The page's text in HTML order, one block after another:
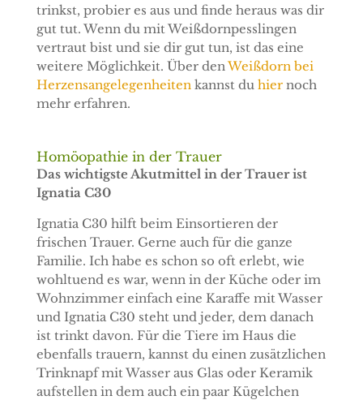
trinkst, probier es aus und finde heraus was dir
gut tut. Wenn du mit Weißdornpesslingen
vertraut bist und sie dir gut tun, ist das eine
weitere Möglichkeit. Über denWeißdorn bei
Herzensangelegenheiten kannst du hiernoch
mehr erfahren.
Homöopathie in der Trauer
Das wichtigste Akutmittel in der Trauer ist
Ignatia C30
Ignatia C30 hilft beim Einsortieren der
frischen Trauer. Gerne auch für die ganze
Familie. Ich habe es schon so oft erlebt, wie
wohltuend es war, wenn in der Küche oder im
Wohnzimmer einfach eine Karaffe mit Wasser
und Ignatia C30 steht und jeder, dem danach
ist trinkt davon. Für die Tiere im Haus die
ebenfalls trauern, kannst du einen zusätzlichen
Trinknapf mit Wasser aus Glas oder Keramik
aufstellen in dem auch ein paar Kügelchen